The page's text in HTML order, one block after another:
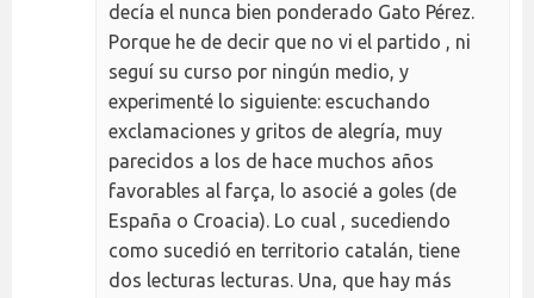
decía el nunca bien ponderado Gato Pérez.
Porque he de decir que no vi el partido , ni
seguí su curso por ningún medio, y
experimenté lo siguiente: escuchando
exclamaciones y gritos de alegría, muy
parecidos a los de hace muchos años
favorables al farça, lo asocié a goles (de
España o Croacia). Lo cual , sucediendo
como sucedió en territorio catalán, tiene
dos lecturas lecturas. Una, que hay más